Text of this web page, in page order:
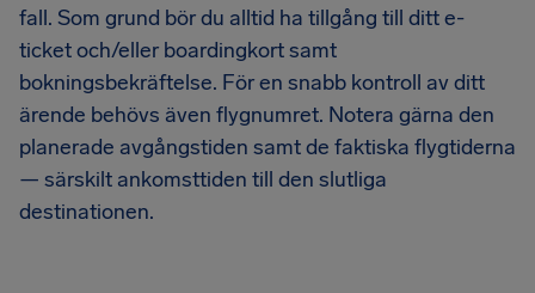
fall. Som grund bör du alltid ha tillgång till ditt e-
ticket och/eller boardingkort samt
bokningsbekräftelse. För en snabb kontroll av ditt
ärende behövs även flygnumret. Notera gärna den
planerade avgångstiden samt de faktiska flygtiderna
— särskilt ankomsttiden till den slutliga
destinationen.